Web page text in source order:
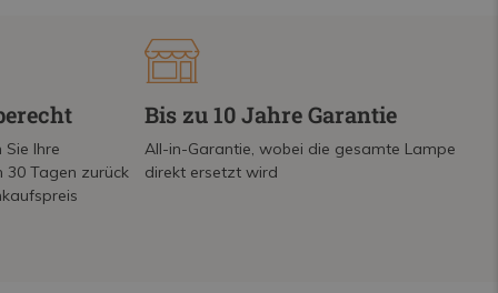
Sie Ihre
30 Tagen zurück
Bis zu 10 Jahre Garantie
All-in-Garantie, wobei die gesamte Lampe
direkt ersetzt wird